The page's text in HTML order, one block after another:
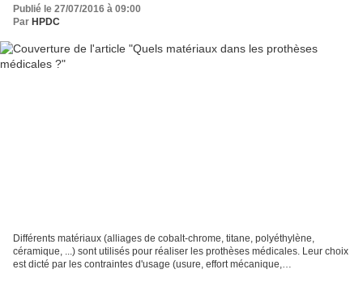
Publié le 27/07/2016 à 09:00
Par HPDC
Différents matériaux (alliages de cobalt-chrome, titane, polyéthylène,
céramique, ...) sont utilisés pour réaliser les prothèses médicales. Leur choix
est dicté par les contraintes d'usage (usure, effort mécanique,